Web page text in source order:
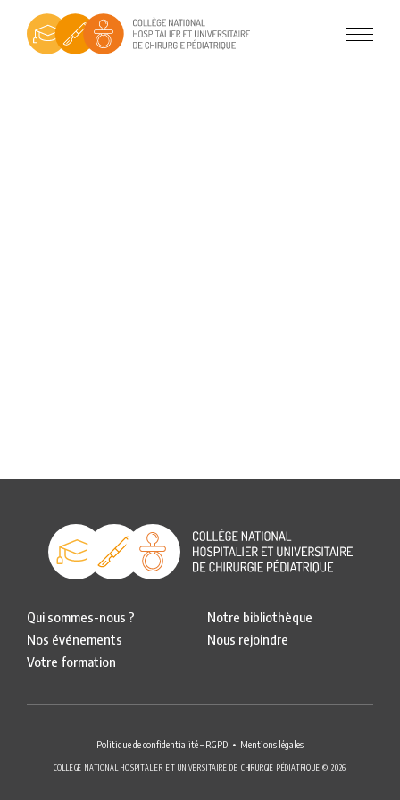
Qui sommes-nous ?
Nos événements
Votre formation
Notre bibliothèque
Nous rejoindre
Politique de confidentialité – RGPD Mentions légales
COLLÈGE NATIONAL HOSPITALIER ET UNIVERSITAIRE DE CHIRURGIE PÉDIATRIQUE © 2026